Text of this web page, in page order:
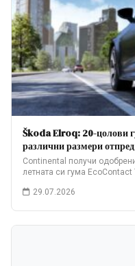
Škoda Elroq: 20-цолови
различни размери
Continental получи
летната си гума
29.07.2026